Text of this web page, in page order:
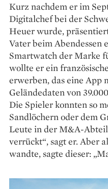
Kurz nachdem er im
Digitalchef bei der
Heuer wurde,
Vater beim Abendessen
Smartwatch der Marke
wollte er ein
erwerben, das eine App
Geländedaten von
Die Spieler konnten so
Sandlöchern oder dem
Leute in der M&A-
verrückt“, sagt er. Aber
wandte, sagte dieser: